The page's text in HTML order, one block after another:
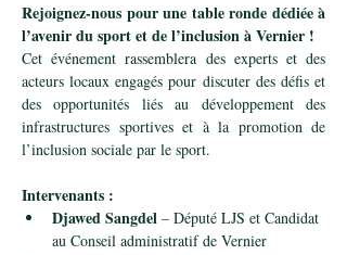
Rejoignez-nous pour une table ronde dédiée à
l’avenir du sport et de l’inclusion à Vernier !
Cet événement rassemblera des experts et des
acteurs locaux engagés pour discuter des défis et
des opportunités liés au développement des
infrastructures sportives et à la promotion de
l’inclusion sociale par le sport.
Intervenants :
Djawed Sangdel – Député LJS et Candidat
au Conseil administratif de Vernier